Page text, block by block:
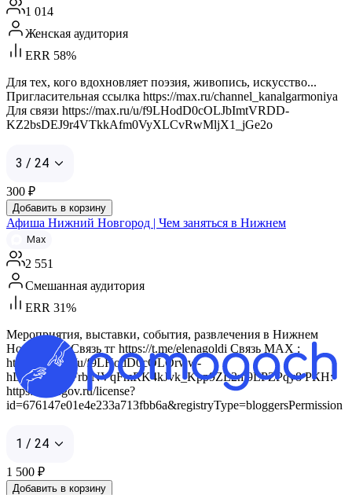
1 014
Женская аудитория
ERR 58%
Для тех, кого вдохновляет поэзия, живопись, искусство...
Пригласительная ссылка https://max.ru/channel_kanalgarmoniya
Для связи https://max.ru/u/f9LHodD0cOLJbImtVRDD-
KZ2bsDEJ9r4VTkkAfm0VyXLCvRwMljX1_jGe2o
3 / 24
300 ₽
Добавить в корзину
Афиша Нижний Новгород | Чем заняться в Нижнем
Max
2 551
Смешанная аудитория
ERR 31%
Мероприятия, выставки, события, развлечения в Нижнем
Новгороде. Связь тг https://t.me/elenagoldi Связь MAX :
https://max.ru/u/f9LHodD0cOLOrww-
hLzL5JoPx3FrblNVqFmRK4kJvk_Kpp9ZL2m9LPZPqy8 РКН:
https://knd.gov.ru/license?
id=676147e01e4e233a713fbb6a&registryType=bloggersPermission
1 / 24
1 500 ₽
Добавить в корзину